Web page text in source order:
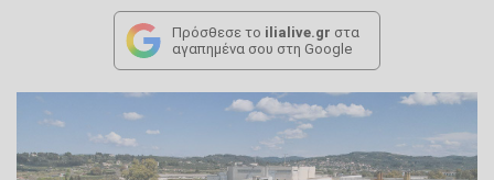
Πρόσθεσε το ilialive.gr στα
αγαπημένα σου στη Google